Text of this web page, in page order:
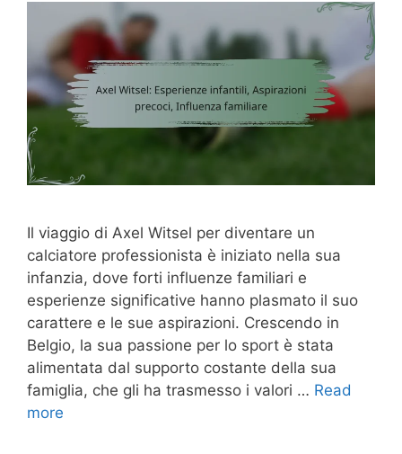
Il viaggio di Axel Witsel per diventare un
calciatore professionista è iniziato nella sua
infanzia, dove forti influenze familiari e
esperienze significative hanno plasmato il suo
carattere e le sue aspirazioni. Crescendo in
Belgio, la sua passione per lo sport è stata
alimentata dal supporto costante della sua
famiglia, che gli ha trasmesso i valori … Read
more